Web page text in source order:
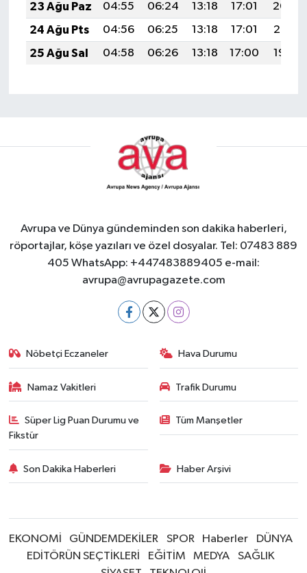
23 Ağu Paz
04:55 06:24 13:18 17:01
20:02
24 Ağu Pts
04:56 06:25 13:18 17:01
20:01
25 Ağu Sal
04:58 06:26 13:18 17:00 19:59
Avrupa ve Dünya gündeminden son dakika haberleri,
röportajlar, köşe yazıları ve özel dosyalar. Tel: 07483 889
405 WhatsApp: +447483889405 e-mail:
avrupa@avrupagazete.com
Nöbetçi Eczaneler Hava Durumu
Namaz Vakitleri Trafik Durumu
Süper Lig Puan Durumu ve
Fikstür
Tüm Manşetler
Son Dakika Haberleri Haber Arşivi
EKONOMİ GÜNDEMDEKİLER SPOR Haberler
DÜNYA
EDİTÖRÜN SEÇTİKLERİ
EĞİTİM MEDYA
SAĞLIK